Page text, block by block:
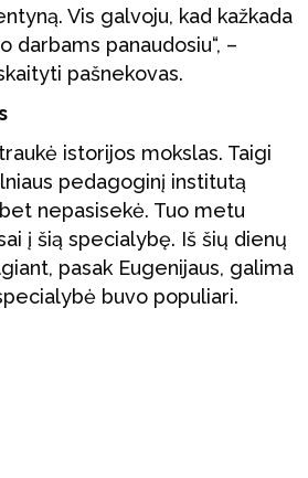
Vis galvoju, kad kažkada
darbams panaudosiu“, –
pašnekovas.
istorijos mokslas. Taigi
pedagoginį institutą
nepasisekė. Tuo metu
į šią specialybę. Iš šių dienų
pasak Eugenijaus, galima
buvo populiari.